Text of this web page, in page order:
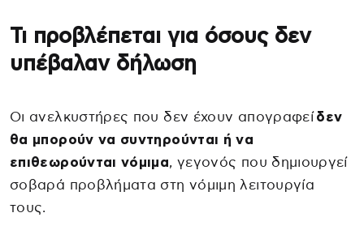
Τι προβλέπεται για όσους δεν
υπέβαλαν δήλωση
Οι ανελκυστήρες που δεν έχουν απογραφείδεν
θα μπορούν να συντηρούνται ή να
επιθεωρούνται νόμιμα, γεγονός που δημιουργεί
σοβαρά προβλήματα στη νόμιμη λειτουργία
τους.